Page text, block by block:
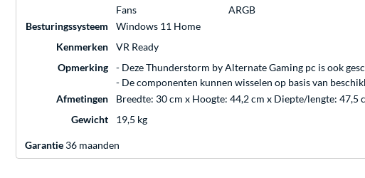
Fans
ARGB
Besturingssysteem
Windows 11 Home
Kenmerken
VR Ready
Opmerking
- Deze Thunderstorm by Alternate Gaming pc is ook
- De componenten kunnen wisselen op basis van
Afmetingen
Breedte: 30 cm x Hoogte: 44,2 cm x Diepte/lengte: 47,5
Gewicht
19,5 kg
Garantie 36 maanden